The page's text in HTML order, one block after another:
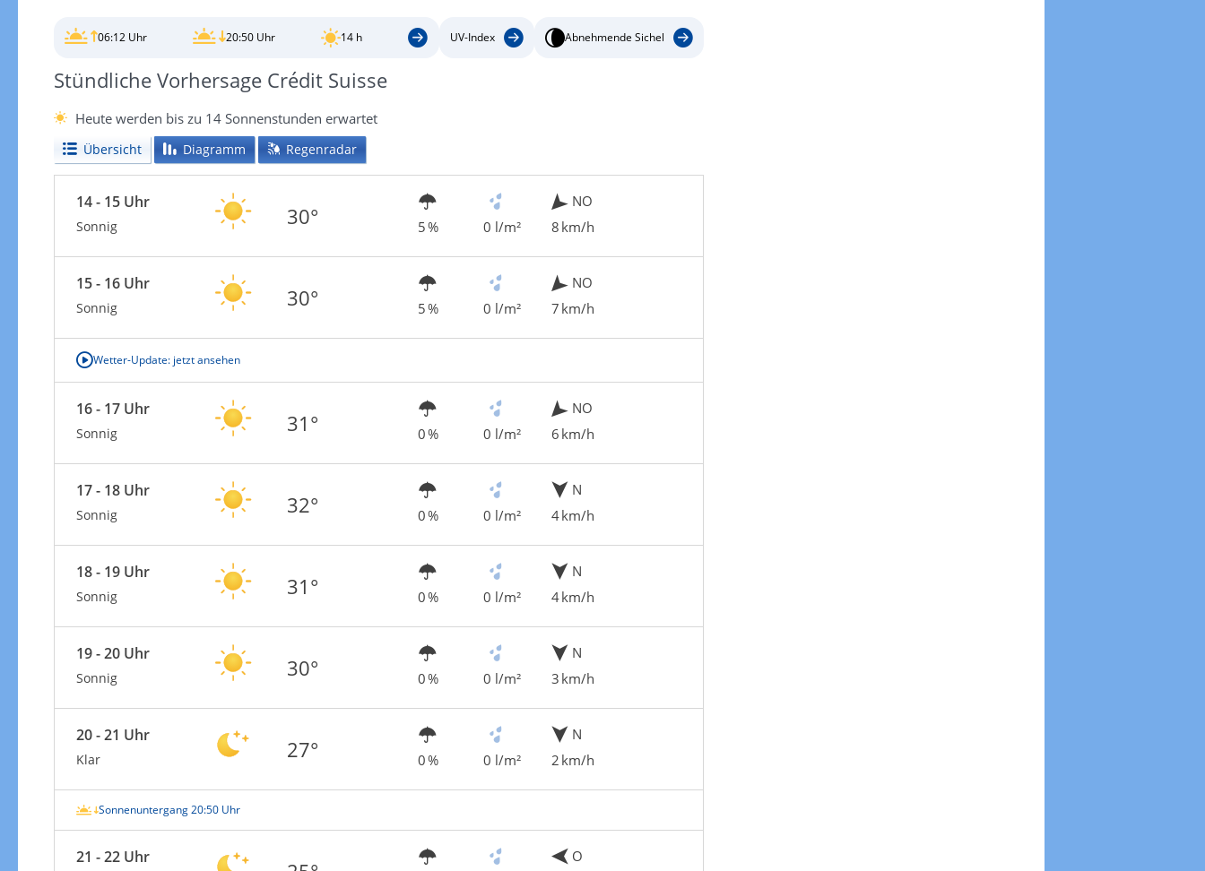
06:12 Uhr 20:50 Uhr 14 h UV-Index Abnehmende Sichel
Stündliche Vorhersage Crédit Suisse
Heute werden bis zu 14 Sonnenstunden erwartet
Übersicht Diagramm Regenradar
14 - 15 Uhr
Sonnig 30° 5 % 0 l/m²
NO
8 km/h
15 - 16 Uhr
Sonnig 30° 5 % 0 l/m²
NO
7 km/h
Wetter-Update: jetzt ansehen
16 - 17 Uhr
Sonnig 31° 0 % 0 l/m²
NO
6 km/h
17 - 18 Uhr
Sonnig 32° 0 % 0 l/m²
N
4 km/h
18 - 19 Uhr
Sonnig 31° 0 % 0 l/m²
N
4 km/h
19 - 20 Uhr
Sonnig 30° 0 % 0 l/m²
N
3 km/h
20 - 21 Uhr
Klar 27° 0 % 0 l/m²
N
2 km/h
Sonnenuntergang 20:50 Uhr
21 - 22 Uhr
O